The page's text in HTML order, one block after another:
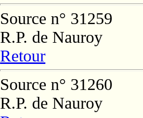
Source n° 31259
R.P. de Nauroy
Retour
Source n° 31260
R.P. de Nauroy